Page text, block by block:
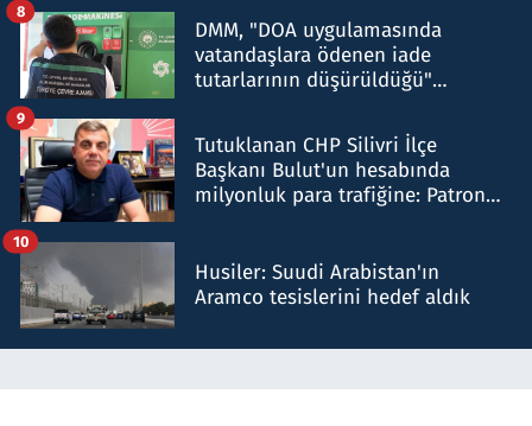
DMM, "DOA uygulamasında
vatandaşlara ödenen iade
tutarlarının düşürüldüğü"
8
Tutuklanan CHP Silivri İlçe
Başkanı Bulut'un hesabında
milyonluk para trafiğine: Patron
9
Husiler: Suudi Arabistan'ın
Aramco tesislerini hedef aldık
10